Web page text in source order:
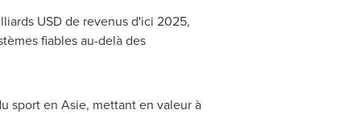
USD de revenus d'ici 2025,
fiables au-delà des
sport en Asie, mettant en valeur à